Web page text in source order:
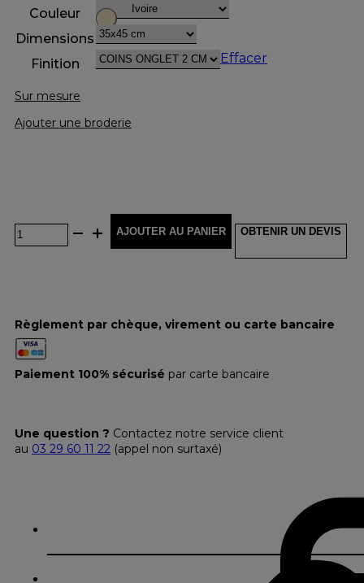
Couleur
Dimensions
Finition
Effacer
Sur mesure
Ajouter une broderie
AJOUTER AU PANIER OBTENIR UN DEVIS
Règlement par chèque, virement ou carte bancaire
Paiement 100% sécurisé par carte bancaire
Une question ? Contactez notre service client
au 03 29 60 11 22 (appel non surtaxé)